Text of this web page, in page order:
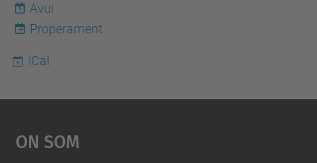
9
Avui
Properament
iCal
On Som